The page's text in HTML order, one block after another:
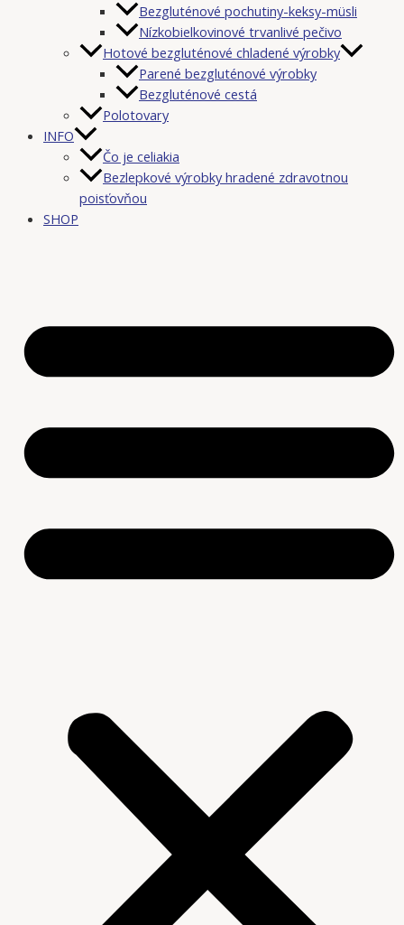
Bezgluténové pochutiny-keksy-müsli
Nízkobielkovinové trvanlivé pečivo
Hotové bezgluténové chladené výrobky
Parené bezgluténové výrobky
Bezgluténové cestá
Polotovary
INFO
Čo je celiakia
Bezlepkové výrobky hradené zdravotnou
poisťovňou
SHOP